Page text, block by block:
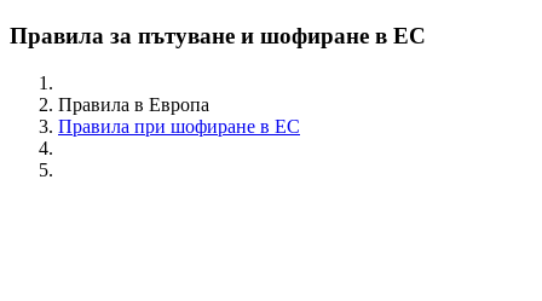
Правила за пътуване и шофиране в ЕС
Правила в Европа
Правила при шофиране в ЕС